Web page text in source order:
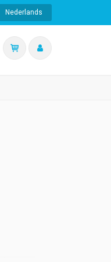
Nederlands